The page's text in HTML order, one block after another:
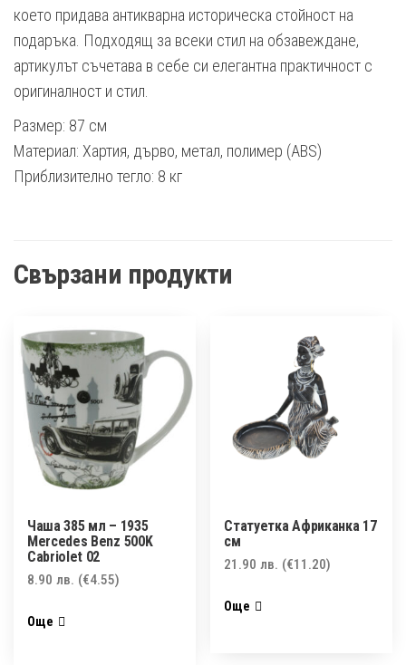
което придава антикварна историческа стойност на
подаръка. Подходящ за всеки стил на обзавеждане,
артикулът съчетава в себе си елегантна практичност с
оригиналност и стил.
Размер: 87 см
Материал: Хартия, дърво, метал, полимер (ABS)
Приблизително тегло: 8 кг
Свързани продукти
Чаша 385 мл – 1935
Mercedes Benz 500K
Cabriolet 02
8.90 лв. (€4.55)
Още
Статуетка Африканка 17
см
21.90лв. (€11.20)
Още